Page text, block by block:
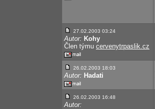
27.02.2003 03:24
Autor: Kohy
Člen týmu cervenytrpaslik.cz
26.02.2003 18:03
Autor: Hadati
26.02.2003 16:48
Autor: